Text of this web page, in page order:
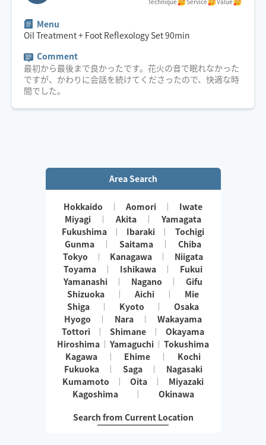
Menu
Oil Treatment + Foot Reflexology Set90min
Comment
最初から最後まで良かったです。花火の音で眠れなかった
ですが、かわりに会話を続けてくださったので、快適な時
間でした。
Area Search
Hokkaido Aomori
Iwate
Miyagi
Akita
Yamagata
Fukushima
Ibaraki
Tochigi
Gunma
Saitama
Chiba
Tokyo
Kanagawa
Niigata
Toyama
Ishikawa
Fukui
Yamanashi
Nagano
Gifu
Shizuoka
Aichi
Mie
Shiga
Kyoto
Osaka
Hyogo
Nara
Wakayama
Tottori
Shimane
Okayama
Hiroshima
Yamaguchi
Tokushima
Kagawa
Ehime
Kochi
Fukuoka
Saga
Nagasaki
Kumamoto
Oita
Miyazaki
Kagoshima
Okinawa
Search from Current Location